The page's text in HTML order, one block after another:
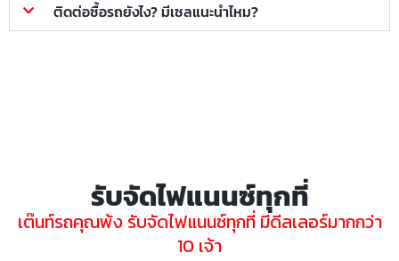
ติดต่อซื้อรถยังไง? มีเซลแนะนำไหม?
รับจัดไฟแนนซ์ทุกที่
เต๊นท์รถคุณพ้ง รับจัดไฟแนนซ์ทุกที่ มีดีลเลอร์มากกว่า
10 เจ้า